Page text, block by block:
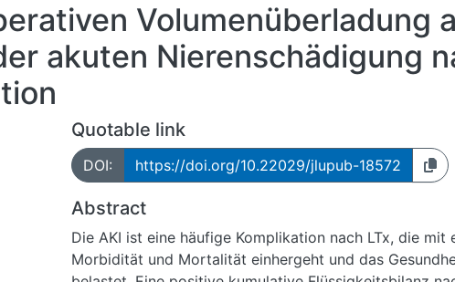
Volumenüberladung
akuten Nierenschädigung
Quotable link
DOI: https://doi.org/10.22029/jlupub-18572
Abstract
Die AKI ist eine häufige Komplikation nach LTx, die mit
Morbidität und Mortalität einhergeht und das